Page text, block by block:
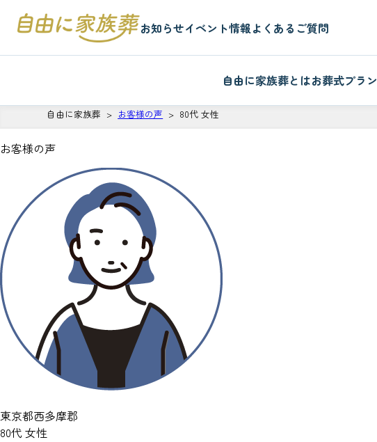
お知らせイベント情報よくあるご質問
自由に家族葬とはお葬式プラン
自由に家族葬 お客様の声 80代 女性
お客様の声
東京都西多摩郡
80代 女性